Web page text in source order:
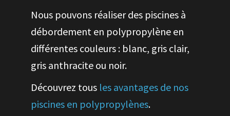
Nous pouvons réaliser des piscines à
débordement en polypropylène en
différentes couleurs : blanc, gris clair,
gris anthracite ou noir.
Découvrez tous les avantages de nos
piscines en polypropylènes.